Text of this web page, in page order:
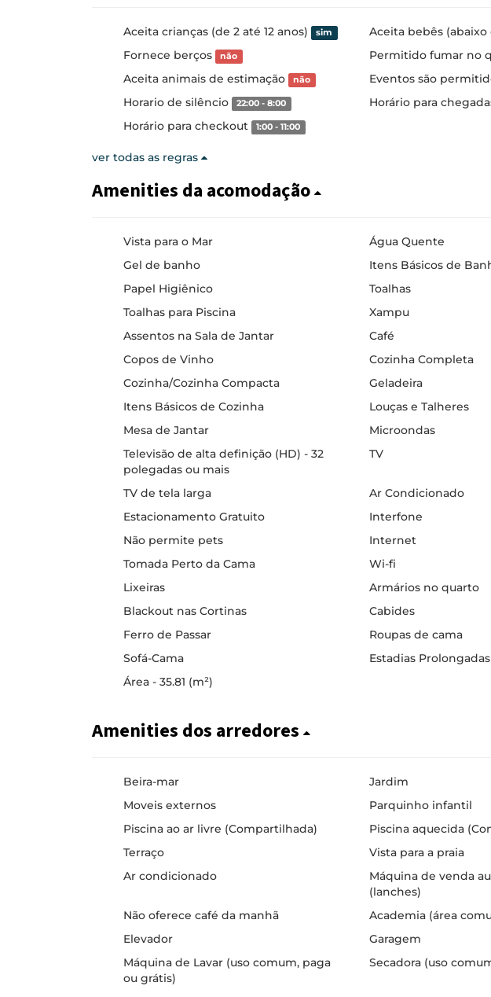
Aceita crianças (de 2 até 12 anos) sim Aceita bebês (abaixo
Fornece berços não Permitido fumar no
Aceita animais de estimação não Eventos são
Horario de silêncio 22:00 - 8:00 Horário para
Horário para checkout 1:00 - 11:00
ver todas as regras
Amenities da acomodação
Vista para o Mar
Água Quente
Gel de banho
Itens Básicos de
Papel Higiênico
Toalhas
Toalhas para Piscina
Xampu
Assentos na Sala de Jantar
Café
Copos de Vinho
Cozinha Completa
Cozinha/Cozinha Compacta
Geladeira
Itens Básicos de Cozinha
Louças e Talheres
Mesa de Jantar
Microondas
Televisão de alta definição (HD) - 32
polegadas ou mais
TV
TV de tela larga
Ar Condicionado
Estacionamento Gratuito
Interfone
Não permite pets
Internet
Tomada Perto da Cama
Wi-fi
Lixeiras
Armários no quarto
Blackout nas Cortinas
Cabides
Ferro de Passar
Roupas de cama
Sofá-Cama
Estadias
Área - 35.81 (m²)
Amenities dos arredores
Beira-mar
Jardim
Moveis externos
Parquinho infantil
Piscina ao ar livre (Compartilhada)
Piscina aquecida
Terraço
Vista para a praia
Ar condicionado
Máquina de venda
(lanches)
Não oferece café da manhã
Academia (área
Elevador
Garagem
Máquina de Lavar (uso comum, paga
ou grátis)
Secadora (uso